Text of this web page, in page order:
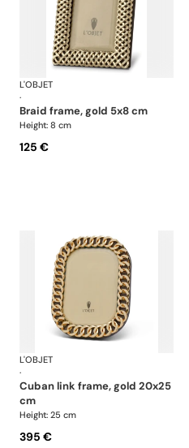
Picture Frames
L'OBJET
·
braid frame, gold 5x8 cm
Height: 8 cm
125 €
Picture Frames
L'OBJET
·
cuban link frame, gold 20x25
cm
Height: 25 cm
395 €